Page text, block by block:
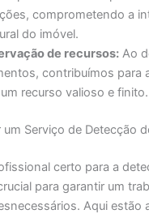
comprometendo a
do imóvel.
de recursos: Ao
contribuímos para
recurso valioso e finito.
Serviço de Detecção
certo para a
para garantir um
Aqui estão